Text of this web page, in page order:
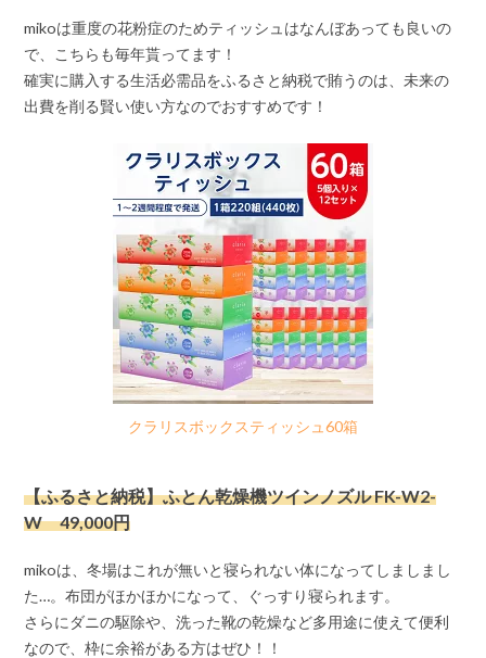
mikoは重度の花粉症のためティッシュはなんぼあっても良いの
で、こちらも毎年貰ってます！
確実に購入する生活必需品をふるさと納税で賄うのは、未来の
出費を削る賢い使い方なのでおすすめです！
クラリスボックスティッシュ60箱
【ふるさと納税】ふとん乾燥機ツインノズル FK-W2-
W 49,000円
mikoは、冬場はこれが無いと寝られない体になってしましまし
た…。布団がほかほかになって、ぐっすり寝られます。
さらにダニの駆除や、洗った靴の乾燥など多用途に使えて便利
なので、枠に余裕がある方はぜひ！！